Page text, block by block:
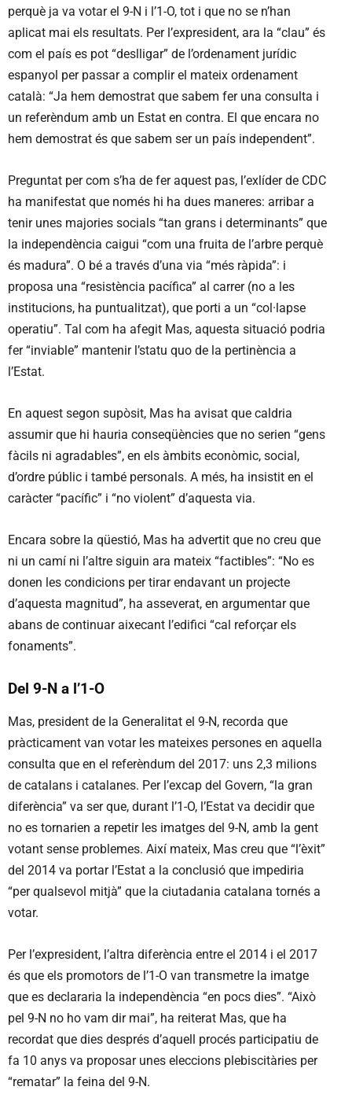
perquè ja va votar el 9-N i l’1-O, tot i que no se n’han
aplicat mai els resultats. Per l’expresident, ara la “clau” és
com el país es pot “deslligar” de l’ordenament jurídic
espanyol per passar a complir el mateix ordenament
català: “Ja hem demostrat que sabem fer una consulta i
un referèndum amb un Estat en contra. El que encara no
hem demostrat és que sabem ser un país independent”.
Preguntat per com s’ha de fer aquest pas, l’exlíder de CDC
ha manifestat que només hi ha dues maneres: arribar a
tenir unes majories socials “tan grans i determinants” que
la independència caigui “com una fruita de l’arbre perquè
és madura”. O bé a través d’una via “més ràpida”: i
proposa una “resistència pacífica” al carrer (no a les
institucions, ha puntualitzat), que porti a un “col·lapse
operatiu”. Tal com ha afegit Mas, aquesta situació podria
fer “inviable” mantenir l’statu quo de la pertinència a
l’Estat.
En aquest segon supòsit, Mas ha avisat que caldria
assumir que hi hauria conseqüències que no serien “gens
fàcils ni agradables”, en els àmbits econòmic, social,
d’ordre públic i també personals. A més, ha insistit en el
caràcter “pacífic” i “no violent” d’aquesta via.
Encara sobre la qüestió, Mas ha advertit que no creu que
ni un camí ni l’altre siguin ara mateix “factibles”: “No es
donen les condicions per tirar endavant un projecte
d’aquesta magnitud”, ha asseverat, en argumentar que
abans de continuar aixecant l’edifici “cal reforçar els
fonaments”.
Del 9-N a l’1-O
Mas, president de la Generalitat el 9-N, recorda que
pràcticament van votar les mateixes persones en aquella
consulta que en el referèndum del 2017: uns 2,3 milions
de catalans i catalanes. Per l’excap del Govern, “la gran
diferència” va ser que, durant l’1-O, l’Estat va decidir que
no es tornarien a repetir les imatges del 9-N, amb la gent
votant sense problemes. Així mateix, Mas creu que “l’èxit”
del 2014 va portar l’Estat a la conclusió que impediria
“per qualsevol mitjà” que la ciutadania catalana tornés a
votar.
Per l’expresident, l’altra diferència entre el 2014 i el 2017
és que els promotors de l’1-O van transmetre la imatge
que es declararia la independència “en pocs dies”. “Això
pel 9-N no ho vam dir mai”, ha reiterat Mas, que ha
recordat que dies després d’aquell procés participatiu de
fa 10 anys va proposar unes eleccions plebiscitàries per
“rematar” la feina del 9-N.